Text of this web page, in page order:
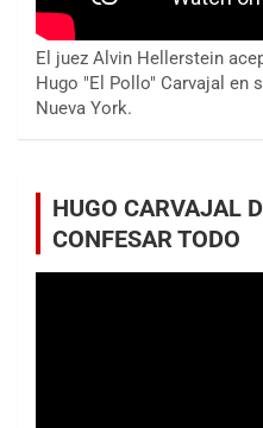
El juez Alvin Hellerstein
Hugo "El Pollo" Carvajal en
Nueva York.
HUGO CARVAJAL
CONFESAR TODO